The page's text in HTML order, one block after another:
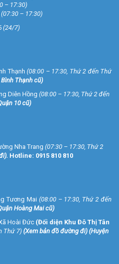
– 17:30)
(07:30 – 17:30)
(24/7)
Thạnh (08:00 – 17:30, Thứ 2 đến Thứ
Bình Thạnh cũ)
Diên Hồng (08:00 – 17:30, Thứ 2 đến
10 cũ)
Nha Trang (07:30 – 17:30, Thứ 2
). Hotline: 0915 810 810
Tương Mai (08:00 – 17:30, Thứ 2 đến
Hoàng Mai cũ)
Hoài Đức (Đối diện Khu Đô Thị Tân
Thứ 7) (Xem bản đồ đường đi) (Huyện